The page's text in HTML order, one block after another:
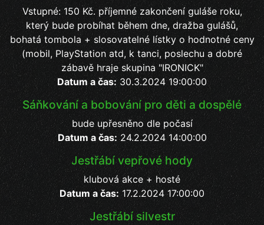
Vstupné: 150 Kč. příjemné zakončení guláše roku,
který bude probíhat během dne, dražba gulášů,
bohatá tombola + slosovatelné lístky o hodnotné ceny
(mobil, PlayStation atd, k tanci, poslechu a dobré
zábavě hraje skupina "IRONICK"
Datum a čas: 30.3.2024 19:00:00
Sáňkování a bobování pro děti a dospělé
bude upřesněno dle počasí
Datum a čas: 24.2.2024 14:00:00
Jestřábí vepřové hody
klubová akce + hosté
Datum a čas: 17.2.2024 17:00:00
Jestřábí silvestr